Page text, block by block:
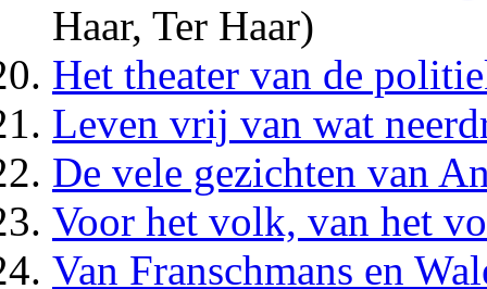
Haar, Ter Haar)
Het theater van de
Leven vrij van wat
De vele gezichten van
Voor het volk, van het
Van Franschmans en